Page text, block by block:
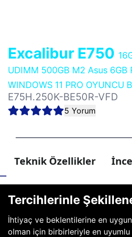
Excalibur E750
UDIMM 500GB M2 Asus 6GB
WINDOWS 11 PRO OYUNCU
E75H.250K-BE50R-VFD
5 Yorum
Teknik Özellikler
Tercihlerinle
İhtiyaç ve beklentilerine en
olman için birbirleriyle en uyumlu